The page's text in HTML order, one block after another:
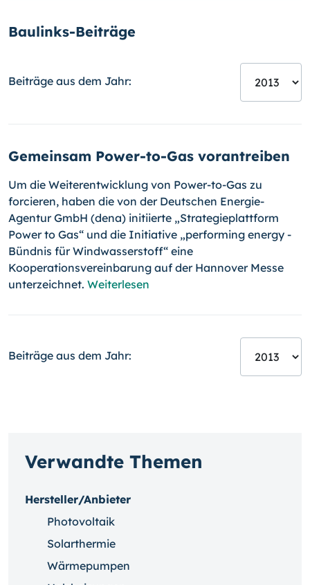
Baulinks-Beiträge
Beiträge aus dem Jahr:
Gemeinsam Power-to-Gas vorantreiben
Um die Weiterentwicklung von Power-to-Gas zu
forcieren, haben die von der Deutschen Energie-
Agentur GmbH (dena) initiierte „Strategie­plattform
Power to Gas“ und die Initiative „performing energy -
Bündnis für Wind­wasserstoff“ eine
Kooperationsvereinbarung auf der Hannover Messe
unterzeichnet. Weiterlesen
Beiträge aus dem Jahr:
Verwandte Themen
Hersteller/Anbieter
Photovoltaik
Solarthermie
Wärmepumpen